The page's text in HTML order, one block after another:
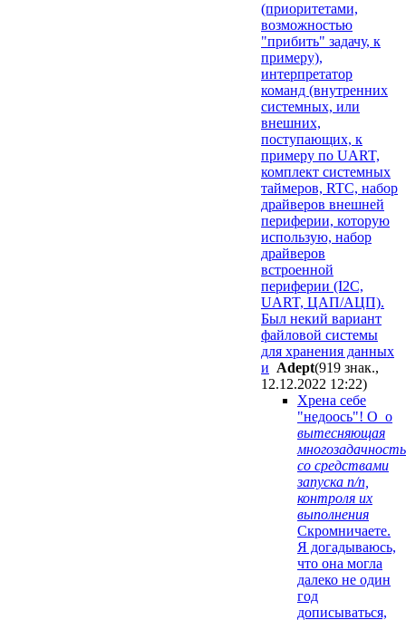
(приоритетами,
возможностью
"прибить" задачу, к
примеру),
интерпретатор
команд (внутренних
системных, или
внешних,
поступающих, к
примеру по UART,
комплект системных
таймеров, RTC, набор
драйверов внешней
периферии, которую
использую, набор
драйверов
встроенной
периферии (I2C,
UART, ЦАП/АЦП).
Был некий вариант
файловой системы
для хранения данных
и Adept(919 знак.,
12.12.2022 12:22)
Хрена себе
"недоось"! О_о
вытесняющая
многозадачность
со средствами
запуска п/п,
контроля их
выполнения
Скромничаете.
Я догадываюсь,
что она могла
далеко не один
год
дописываться,